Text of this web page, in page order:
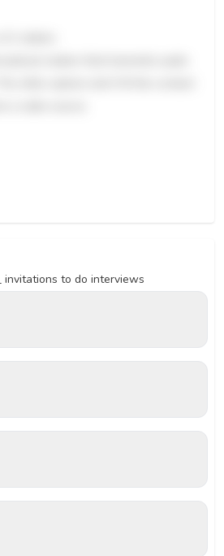
invitations to do interviews